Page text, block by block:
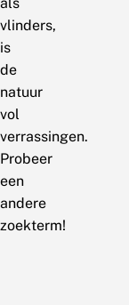
vlinders,
is
de
natuur
vol
verrassingen.
Probeer
een
andere
zoekterm!